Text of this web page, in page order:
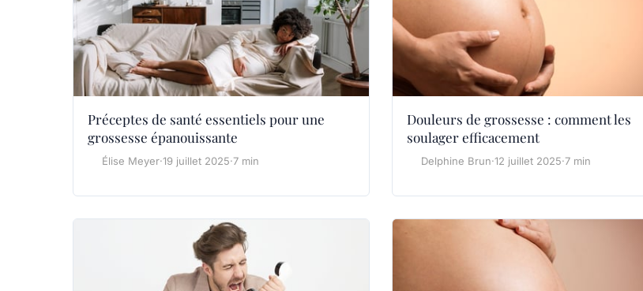
Préceptes de santé essentiels pour une
grossesse épanouissante
Élise Meyer·19 juillet 2025·7 min
Douleurs de grossesse : comment les
soulager efficacement
Delphine Brun·12 juillet 2025·7 min